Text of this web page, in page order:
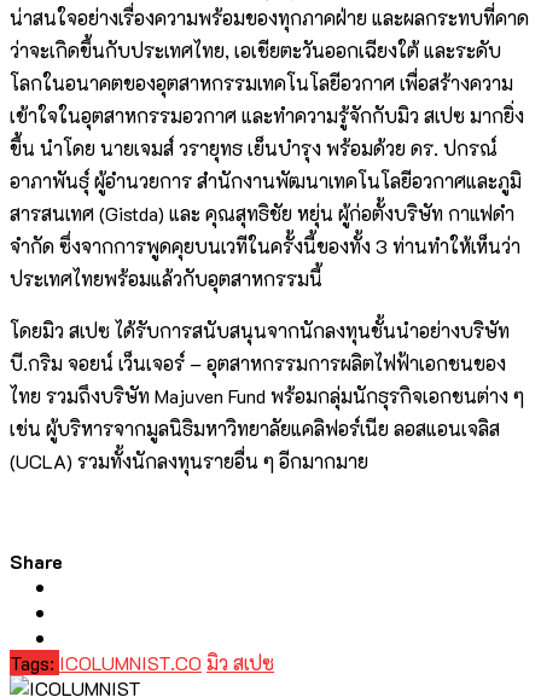
น่าสนใจอย่างเรื่องความพร้อมของทุกภาคฝ่าย และผลกระทบที่คาด
ว่าจะเกิดขึ้นกับประเทศไทย, เอเชียตะวันออกเฉียงใต้ และระดับ
โลกในอนาคตของอุตสาหกรรมเทคโนโลยีอวกาศ เพื่อสร้างความ
เข้าใจในอุตสาหกรรมอวกาศ และทำความรู้จักกับมิว สเปซ มากยิ่ง
ขึ้น นำโดย นายเจมส์ วรายุทธ เย็นบำรุง พร้อมด้วย ดร. ปกรณ์
อาภาพันธุ์ ผู้อำนวยการ สำนักงานพัฒนาเทคโนโลยีอวกาศและภูมิ
สารสนเทศ (Gistda) และ คุณสุทธิชัย หยุ่น ผู้ก่อตั้งบริษัท กาแฟดำ
จำกัด ซึ่งจากการพูดคุยบนเวทีในครั้งนี้ของทั้ง 3 ท่านทำให้เห็นว่า
ประเทศไทยพร้อมแล้วกับอุตสาหกรรมนี้
โดยมิว สเปซ ได้รับการสนับสนุนจากนักลงทุนชั้นนำอย่างบริษัท
บี.กริม จอยน์ เว็นเจอร์ – อุตสาหกรรมการผลิตไฟฟ้าเอกชนของ
ไทย รวมถึงบริษัท Majuven Fund พร้อมกลุ่มนักธุรกิจเอกชนต่าง ๆ
เช่น ผู้บริหารจากมูลนิธิมหาวิทยาลัยแคลิฟอร์เนีย ลอสแอนเจลิส
(UCLA) รวมทั้งนักลงทุนรายอื่น ๆ อีกมากมาย
Share
Tags: ICOLUMNIST.CO มิว สเปซ